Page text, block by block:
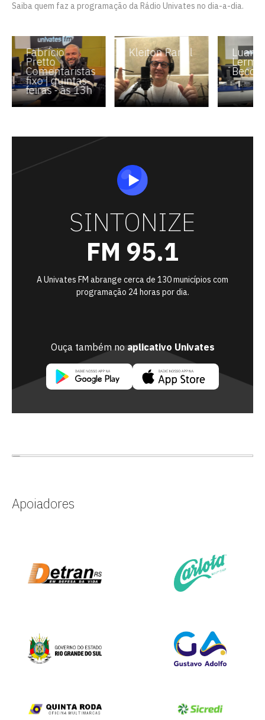
Saiba quem faz a programação da Rádio Univates no dia-a-dia.
Fabrício
Pretto
Comentaristas
fixo | quintas-
feiras - às 13h
Kleiton Ramil Luana
Becchi
SINTONIZE
FM 95.1
A Univates FM abrange cerca de 130 municípios com
programação 24 horas por dia.
Ouça também noaplicativo Univates
Apoiadores
Escolha a vaga que você quer
concorrer:
vagas para início de curso
vagas a partir do 2º ano de curso